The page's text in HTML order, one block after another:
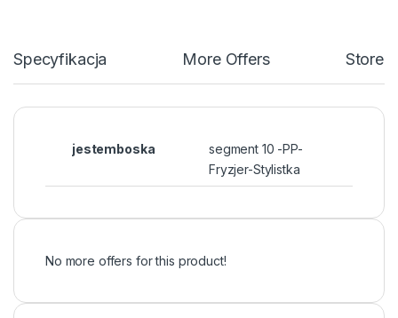
Specyfikacja More Offers Store
jestemboska
segment 10 -PP-
Fryzjer-Stylistka
No more offers for this product!